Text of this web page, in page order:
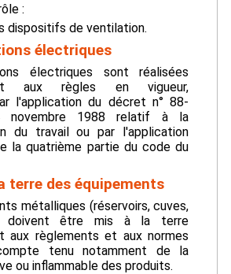
:
dispositifs de ventilation.
électriques
électriques sont réalisées
aux règles en vigueur,
l'application du décret n° 88-
novembre 1988 relatif à la
du travail ou par l'application
la quatrième partie du code du
terre des équipements
métalliques (réservoirs, cuves,
doivent être mis à la terre
aux règlements et aux normes
tenu notamment de la
ou inflammable des produits.